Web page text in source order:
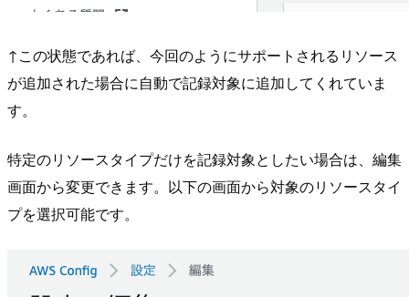
↑この状態であれば、今回のようにサポートされるリソース
が追加された場合に自動で記録対象に追加してくれていま
す。
特定のリソースタイプだけを記録対象としたい場合は、編集
画面から変更できます。以下の画面から対象のリソースタイ
プを選択可能です。